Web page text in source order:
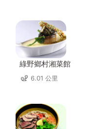
綠野鄉村湘菜館
6.01 公里